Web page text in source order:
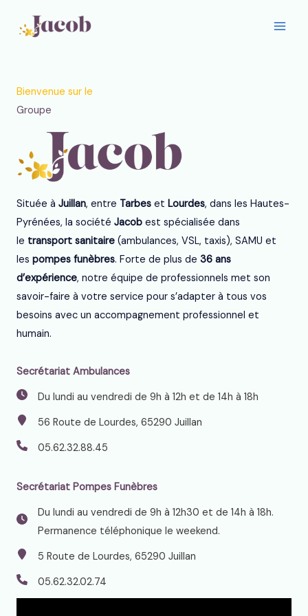
Bienvenue sur le
Groupe
Située à Juillan, entre Tarbes et Lourdes, dans les Hautes-
Pyrénées, la société Jacob est spécialisée dans
le transport sanitaire (ambulances, VSL, taxis), SAMU et
les pompes funèbres. Forte de plus de 36 ans
d’expérience, notre équipe de professionnels met son
savoir-faire à votre service pour s’adapter à tous vos
besoins avec un accompagnement professionnel et
humain.
Secrétariat Ambulances
Du lundi au vendredi de 9h à 12h et de 14h à 18h
56 Route de Lourdes, 65290 Juillan
05.62.32.88.45
Secrétariat Pompes Funèbres
Du lundi au vendredi de 9h à 12h30 et de 14h à 18h.
Permanence téléphonique le weekend.
5 Route de Lourdes, 65290 Juillan
05.62.32.02.74